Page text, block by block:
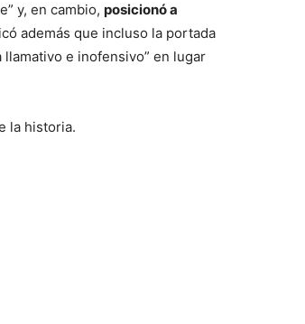
y, en cambio, posicionó a
además que incluso la portada
e inofensivo” en lugar
la historia.